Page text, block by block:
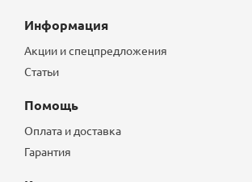
Информация
Акции и спецпредложения
Статьи
Помощь
Оплата и доставка
Гарантия